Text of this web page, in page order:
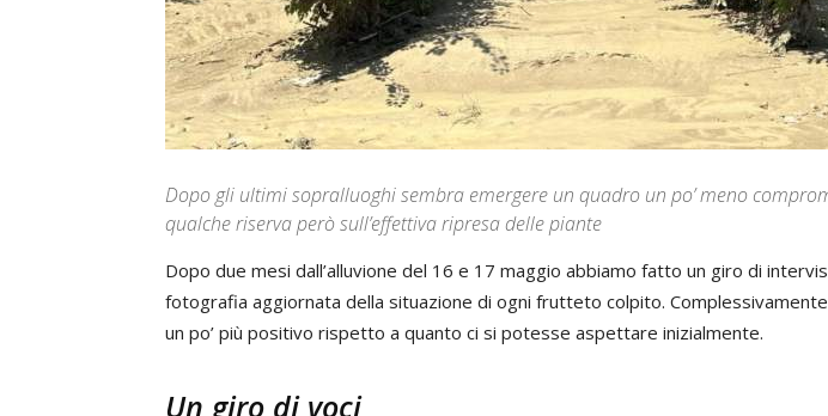
Dopo gli ultimi sopralluoghi sembra emergere un quadro un po’ meno
qualche riserva però sull’effettiva ripresa delle piante
Dopo due mesi dall’alluvione del 16 e 17 maggio abbiamo fatto un giro di
fotografia aggiornata della situazione di ogni frutteto colpito.
un po’ più positivo rispetto a quanto ci si potesse aspettare inizialmente.
Un giro di voci